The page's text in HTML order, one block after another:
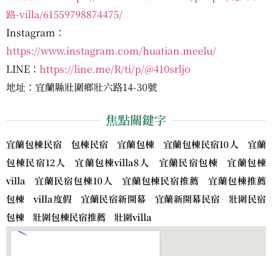
路-villa/61559798874475/
Instagram：
https://www.instagram.com/huatian.meelu/
LINE： https://line.me/R/ti/p/@410srljo
地址：宜蘭縣壯圍鄉壯六路14-30號
焦點關鍵字
宜蘭包棟民宿 包棟民宿 宜蘭包棟 宜蘭包棟民宿10人 宜蘭
包棟民宿12人 宜蘭包棟villa8人 宜蘭民宿包棟 宜蘭包棟
villa 宜蘭民宿包棟10人 宜蘭包棟民宿推薦 宜蘭包棟推薦
包棟 villa度假 宜蘭民宿新開幕 宜蘭新開幕民宿 壯圍民宿
包棟 壯圍包棟民宿推薦 壯圍villa